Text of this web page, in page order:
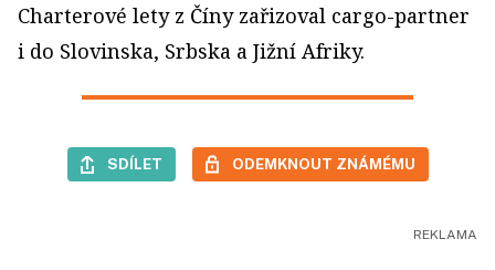
Charterové lety z Číny zařizoval cargo-partner
i do Slovinska, Srbska a Jižní Afriky.
SDÍLET ODEMKNOUT ZNÁMÉMU